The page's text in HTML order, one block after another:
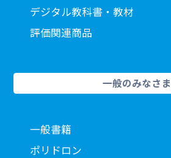
デジタル教科書・教材
評価関連商品
一般のみなさま
一般書籍
ポリドロン